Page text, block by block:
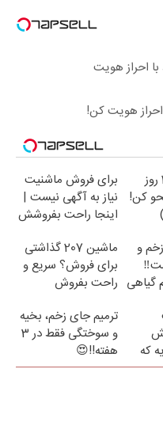
توی کمتر از 20 روز
کن!
برای فروش ماشنیت
نیاز به آگهی نیست |
اینجا راحت بفروشش
و
گیاهی
ماشین 207 گذاشتی
برای فروش؟ سریع و
راحت بفروش
که
ترمیم جای زخم، بخیه
و سوختگی فقط در 3
هفته!!😍